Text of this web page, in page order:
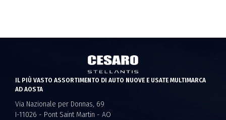
IL PIÙ VASTO ASSORTIMENTO DI AUTO NUOVE E USATE MULTIMARCA
AD AOSTA
Via Nazionale per Donnas, 69
I-11026 - Pont Saint Martin - AO